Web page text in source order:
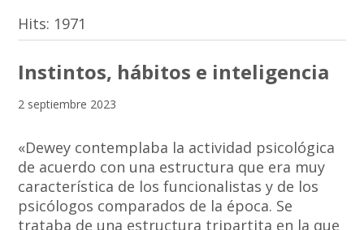
Hits: 1971
Instintos, hábitos e inteligencia
2 septiembre 2023
«Dewey contemplaba la actividad psicológica
de acuerdo con una estructura que era muy
característica de los funcionalistas y de los
psicólogos comparados de la época. Se
trataba de una estructura tripartita en la que